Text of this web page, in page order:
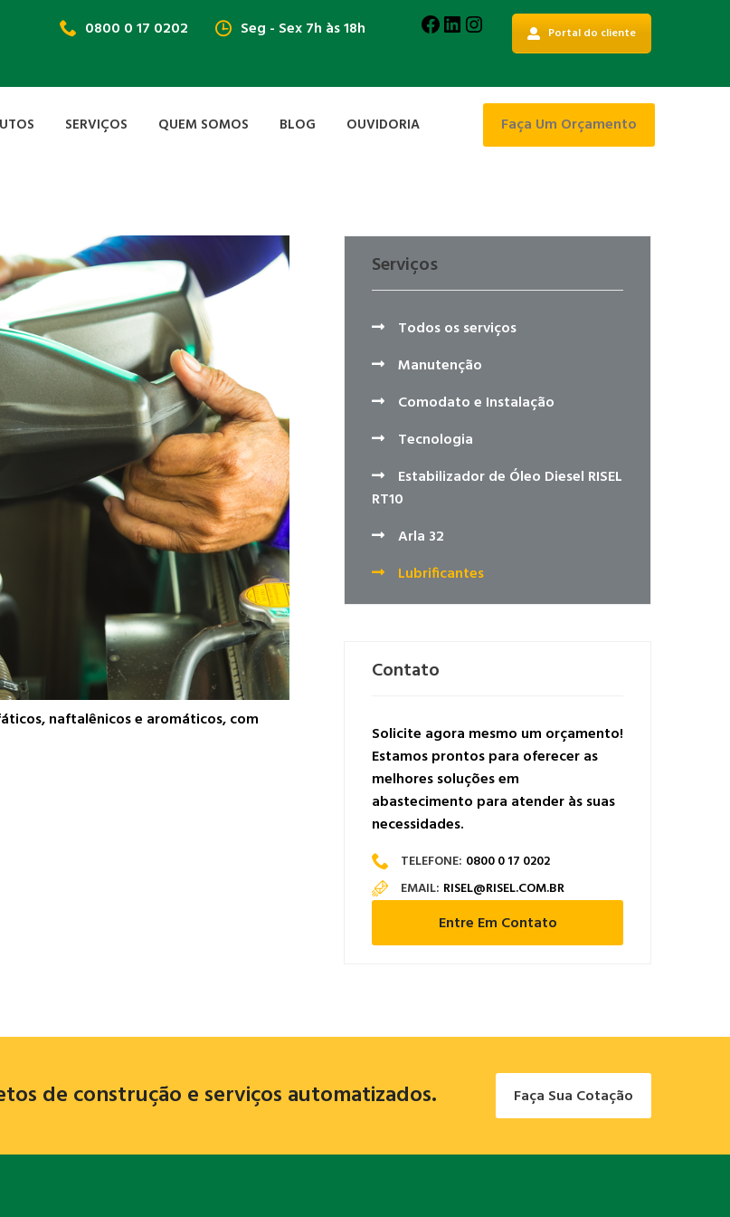
Portal do cliente
Facebook
LinkedIn
Instagram
0800 0 17 0202 Seg - Sex 7h às 18h
Estabilizador De Óleo Diesel
RISEL RT10
SERVIÇOS QUEM SOMOS BLOG OUVIDORIA Faça Um Orçamento
naftalênicos e aromáticos, com
Serviços
Todos os serviços
Manutenção
Comodato e Instalação
Tecnologia
Estabilizador de Óleo Diesel RISEL
RT10
Arla 32
Lubrificantes
Contato
Solicite agora mesmo um orçamento!
Estamos prontos para oferecer as
melhores soluções em
abastecimento para atender às suas
necessidades.
TELEFONE: 0800 0 17 0202
EMAIL: RISEL@RISEL.COM.BR
Entre Em Contato
de construção e serviços automatizados. Faça Sua Cotação